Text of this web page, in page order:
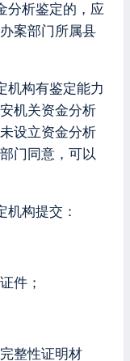
分析鉴定的，应
案部门所属县
机构有鉴定能力
机关资金分析
设立资金分析
门同意，可以
机构提交：
件；
整性证明材